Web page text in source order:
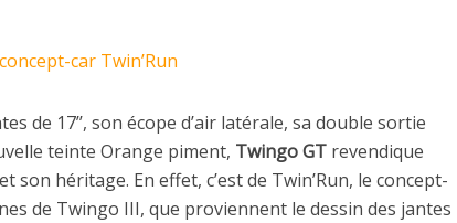
car Twin’Run
de 17’’, son écope d’air latérale, sa double sortie
teinte Orange piment, Twingo GT revendique
son héritage. En effet, c’est de Twin’Run, le concept-
de Twingo III, que proviennent le dessin des jantes